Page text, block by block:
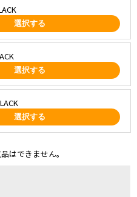
選択する
選択する
選択する
はできません。